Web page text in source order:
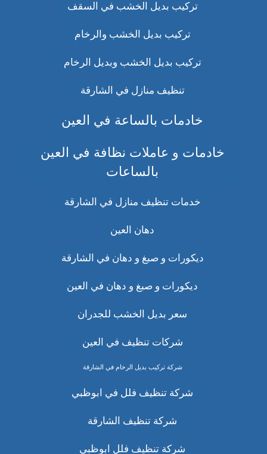
تركيب بديل الخشب في السقف
تركيب بديل الخشب والرخام
تركيب بديل الخشب وبديل الرخام
تنظيف منازل في الشارقة
خادمات بالساعة في العين
خادمات و عاملات نظافة في العين
بالساعات
خدمات تنظيف منازل في الشارقة
دهان العين
ديكورات و صبغ و دهان في الشارقة
ديكورات و صبغ و دهان في العين
سعر بديل الخشب للجدران
شركات تنظيف في العين
شركة تركيب بديل الرخام في الشارقة
شركة تنظيف فلل في ابوظبي
شركة تنظيف الشارقة
شركة تنظيف فلل ابوظبي